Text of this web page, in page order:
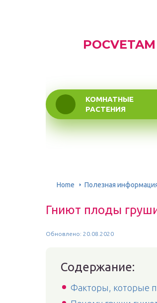
POCVETAM
КОМНАТНЫЕ
РАСТЕНИЯ
Home Полезная
Гниют плоды
Обновлено: 20.08.2020
Содержание:
Факторы, которые